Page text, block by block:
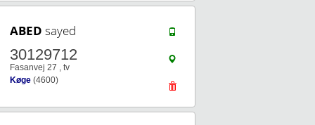
ABED sayed
30129712
Fasanvej 27 , tv
Køge (4600)